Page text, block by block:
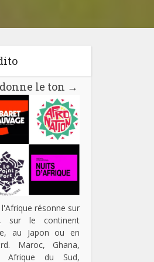
le ton →
résonne sur
sur le continent
au Japon ou en
Maroc, Ghana,
Afrique du Sud,